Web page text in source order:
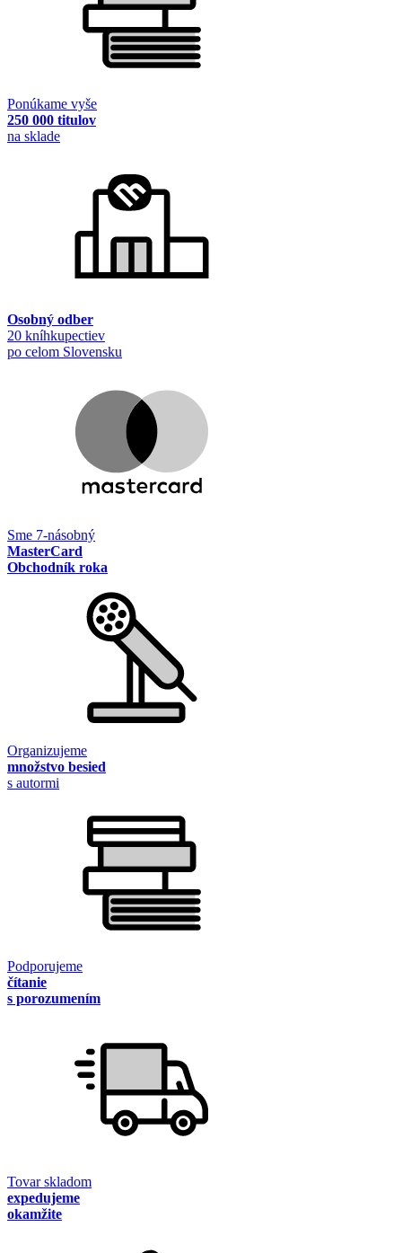
Ponúkame vyše
250 000 titulov
na sklade
Osobný odber
20 kníhkupectiev
po celom Slovensku
Sme 7-násobný
MasterCard
Obchodník roka
Organizujeme
množstvo besied
s autormi
Podporujeme
čítanie
s porozumením
Tovar skladom
expedujeme
okamžite